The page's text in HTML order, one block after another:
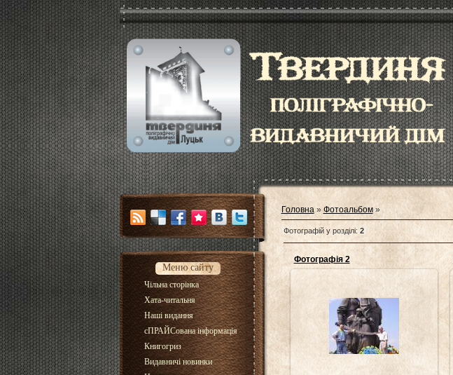
Меню сайту
Чільна сторінка
Хата-читальня
Наші видання
сПРАЙСована інформація
Книгогриз
Видавничі новинки
Головна» Фотоальбом»
Фотографій у розділі: 2
Фотографія 2
30.05.2012
Cor